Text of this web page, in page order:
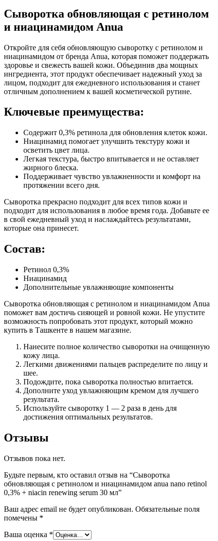
Сыворотка обновляющая с ретинолом
и ниацинамидом Anua
Откройте для себя обновляющую сыворотку с ретинолом и
ниацинамидом от бренда Anua, которая поможет поддержать
здоровье и свежесть вашей кожи. Объединив два мощных
ингредиента, этот продукт обеспечивает надежный уход за
лицом, подходит для ежедневного использования и станет
отличным дополнением к вашей косметической рутине.
Ключевые преимущества:
Содержит 0,3% ретинола для обновления клеток кожи.
Ниацинамид помогает улучшить текстуру кожи и
осветить цвет лица.
Легкая текстура, быстро впитывается и не оставляет
жирного блеска.
Поддерживает чувство увлажненности и комфорт на
протяжении всего дня.
Сыворотка прекрасно подходит для всех типов кожи и
подходит для использования в любое время года. Добавьте ее
в свой ежедневный уход и наслаждайтесь результатами,
которые она принесет.
Состав:
Ретинол 0,3%
Ниацинамид
Дополнительные увлажняющие компоненты
Сыворотка обновляющая с ретинолом и ниацинамидом Anua
поможет вам достичь сияющей и ровной кожи. Не упустите
возможность попробовать этот продукт, который можно
купить в Ташкенте в нашем магазине.
Нанесите полное количество сыворотки на очищенную
кожу лица.
Легкими движениями пальцев распределите по лицу и
шее.
Подождите, пока сыворотка полностью впитается.
Дополните уход увлажняющим кремом для лучшего
результата.
Используйте сыворотку 1 — 2 раза в день для
достижения оптимальных результатов.
Отзывы
Отзывов пока нет.
Будьте первым, кто оставил отзыв на “Сыворотка
обновляющая с ретинолом и ниацинамидом anua nano retinol
0,3% + niacin renewing serum 30 мл”
Ваш адрес email не будет опубликован. Обязательные поля
помечены *
Ваша оценка *